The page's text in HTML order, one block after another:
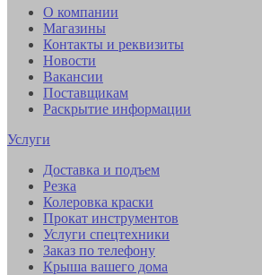
О компании
Магазины
Контакты и реквизиты
Новости
Вакансии
Поставщикам
Раскрытие информации
Услуги
Доставка и подъем
Резка
Колеровка краски
Прокат инструментов
Услуги спецтехники
Заказ по телефону
Крыша вашего дома